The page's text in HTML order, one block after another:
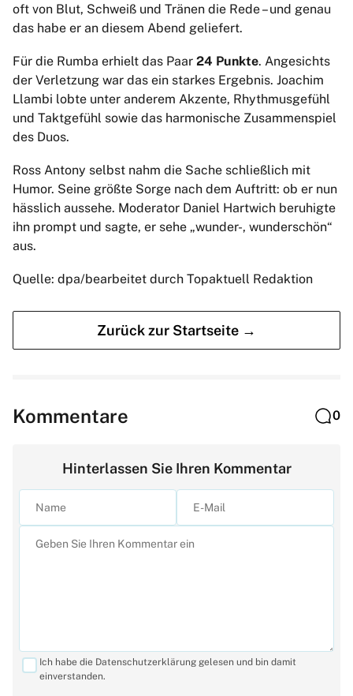
oft von Blut, Schweiß und Tränen die Rede – und genau
das habe er an diesem Abend geliefert.
Für die Rumba erhielt das Paar 24 Punkte. Angesichts
der Verletzung war das ein starkes Ergebnis. Joachim
Llambi lobte unter anderem Akzente, Rhythmusgefühl
und Taktgefühl sowie das harmonische Zusammenspiel
des Duos.
Ross Antony selbst nahm die Sache schließlich mit
Humor. Seine größte Sorge nach dem Auftritt: ob er nun
hässlich aussehe. Moderator Daniel Hartwich beruhigte
ihn prompt und sagte, er sehe „wunder-, wunderschön“
aus.
Quelle: dpa/bearbeitet durch Topaktuell Redaktion
Zurück zur Startseite →
Kommentare 0
Hinterlassen Sie Ihren Kommentar
Ich habe die Datenschutzerklärung gelesen und bin damit
einverstanden.